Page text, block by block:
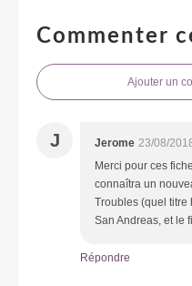
Commenter
Ajouter un
J Jerome 23/08/
Merci pour ces
connaîtra un
Troubles (quel titre
San Andreas, et le
Répondre